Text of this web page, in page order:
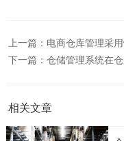
上一篇： 电商仓库管理采
下一篇： 仓储管理系统在
相关文章